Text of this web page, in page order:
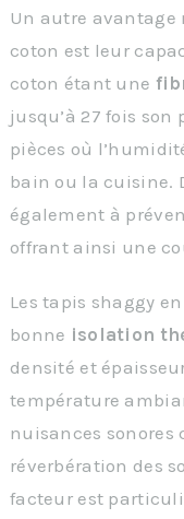
Un autre avantage
coton est leur
coton étant une
jusqu’à 27 fois
pièces où
bain ou la cuisine.
également à
offrant ainsi une
Les tapis shaggy
bonne isolation
densité et
température
nuisances sonores
réverbération des
facteur est